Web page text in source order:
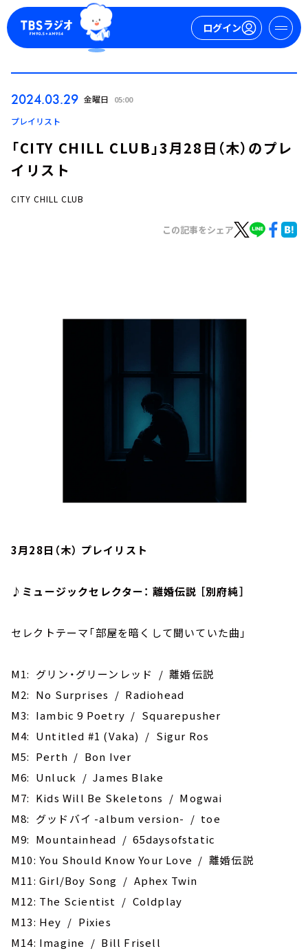
ログイン
お知らせ
2024.03.29 金曜日 05:00
プレイリスト
「CITY CHILL CLUB」3月28日（木）のプレ
イリスト
CITY CHILL CLUB
この記事をシェア
3月28日（木） プレイリスト
♪ミュージックセレクター： 離婚伝説 ［別府純］
セレクトテーマ「部屋を暗くして聞いていた曲」
M1: グリン・グリーンレッド / 離婚伝説
M2: No Surprises / Radiohead
M3: Iambic 9 Poetry / Squarepusher
M4: Untitled #1 (Vaka) / Sigur Ros
M5: Perth / Bon Iver
M6: Unluck / James Blake
M7: ‎Kids Will Be Skeletons / Mogwai
M8: グッドバイ -album version- / toe
M9: Mountainhead / 65daysofstatic
M10: You Should Know Your Love / 離婚伝説
M11: Girl/Boy Song / Aphex Twin
M12: The Scientist / Coldplay
M13: ‎Hey / Pixies
M14: Imagine / Bill Frisell